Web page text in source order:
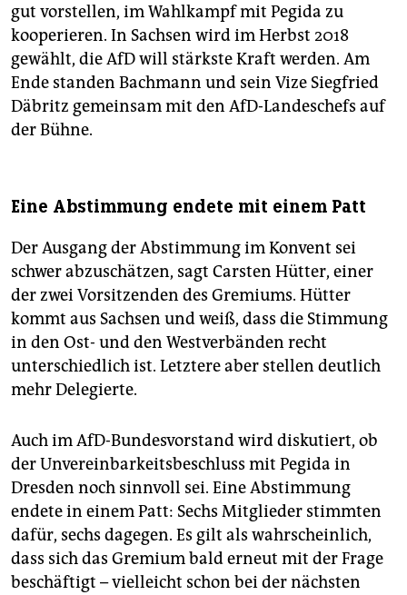
gut vorstellen, im Wahlkampf mit Pegida zu
kooperieren. In Sachsen wird im Herbst 2018
gewählt, die AfD will stärkste Kraft werden. Am
Ende standen Bachmann und sein Vize Siegfried
Däbritz gemeinsam mit den AfD-Landeschefs auf
der Bühne.
Eine Abstimmung endete mit einem Patt
Der Ausgang der Abstimmung im Konvent sei
schwer abzuschätzen, sagt Carsten Hütter, einer
der zwei Vorsitzenden des Gremiums. Hütter
kommt aus Sachsen und weiß, dass die Stimmung
in den Ost- und den Westverbänden recht
unterschiedlich ist. Letztere aber stellen deutlich
mehr Delegierte.
Auch im AfD-Bundesvorstand wird diskutiert, ob
der Unvereinbarkeitsbeschluss mit Pegida in
Dresden noch sinnvoll sei. Eine Abstimmung
endete in einem Patt: Sechs Mitglieder stimmten
dafür, sechs dagegen. Es gilt als wahrscheinlich,
dass sich das Gremium bald erneut mit der Frage
beschäftigt – vielleicht schon bei der nächsten